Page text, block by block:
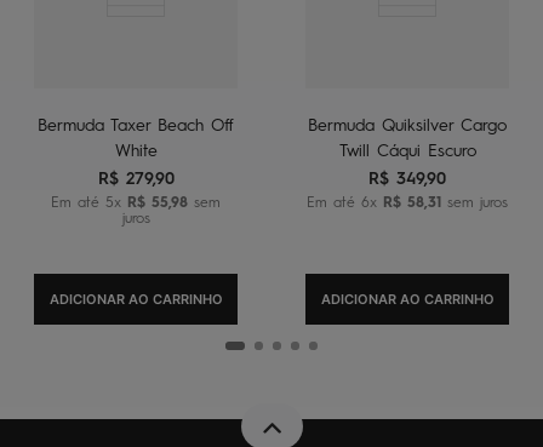
Bermuda Taxer Beach Off
White
R$ 279,90
Em até 5x R$ 55 98 sem
juros
ADICIONAR AO CARRINHO
Bermuda Quiksilver Cargo
Twill Cáqui Escuro
R$ 349,90
Em até 6x R$ 58 31 sem juros
ADICIONAR AO CARRINHO